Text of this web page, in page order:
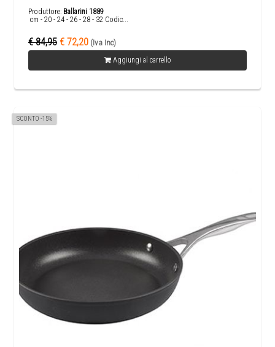
Produttore: Ballarini 1889
cm - 20 - 24 - 26 - 28 - 32 Codic...
€ 84,95 € 72,20 (Iva Inc)
Aggiungi al carrello
SCONTO -15%